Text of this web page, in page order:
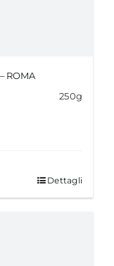
ROMA
250g
Dettagli